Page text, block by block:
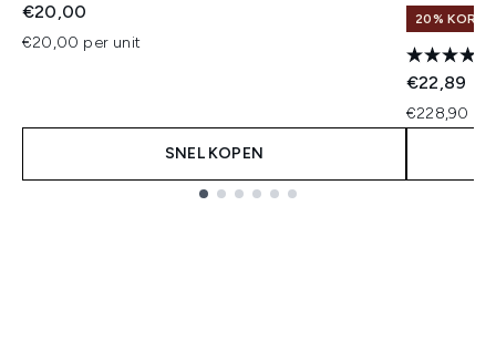
€20,00
€20,00 per unit
SNEL KOPEN
20%
€22,89
€228,90